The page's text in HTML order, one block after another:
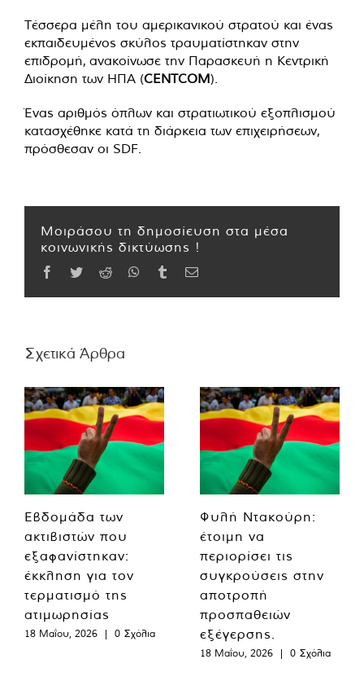
Τέσσερα μέλη του αμερικανικού στρατού και ένας
εκπαιδευμένος σκύλος τραυματίστηκαν στην
επιδρομή, ανακοίνωσε την Παρασκευή η Κεντρική
Διοίκηση των ΗΠΑ (CENTCOM).
Ένας αριθμός όπλων και στρατιωτικού εξοπλισμού
κατασχέθηκε κατά τη διάρκεια των επιχειρήσεων,
πρόσθεσαν οι SDF.
Μοιράσου τη δημοσίευση στα μέσα
κοινωνικής δικτύωσης !
Facebook
TwitterReddit WhatsApp
TumblrEmail
Σχετικά Άρθρα
Εβδομάδα των
ακτιβιστών που
εξαφανίστηκαν:
έκκληση για τον
τερματισμό της
ατιμωρησίας
18 Μαΐου, 2026 | 0 Σχόλια
Φυλή Ντακούρη:
έτοιμη να
περιορίσει τις
συγκρούσεις στην
αποτροπή
προσπαθειών
εξέγερσης.
18 Μαΐου, 2026 | 0 Σχόλια